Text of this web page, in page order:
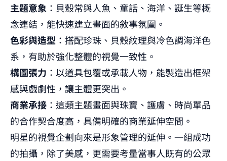
主題意象 ：貝殼常與人魚、童話、海洋、誕生等概
念連結，能快速建立畫面的敘事氛圍。
色彩與造型 ：搭配珍珠、貝殼紋理與冷色調海洋色
系，有助於強化整體的視覺一致性。
構圖張力 ：以道具包覆或承載人物，能製造出框架
感與戲劇性，讓主體更突出。
商業承接 ：這類主題畫面與珠寶、護膚、時尚單品
的合作契合度高，具備明確的商業延伸空間。
明星的視覺企劃向來是形象管理的延伸。一組成功
的拍攝，除了美感，更需要考量當事人既有的公眾